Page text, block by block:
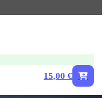
15,00 €